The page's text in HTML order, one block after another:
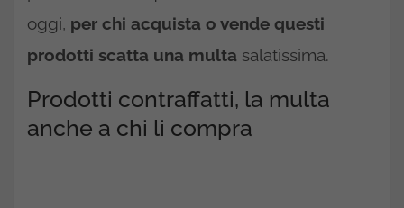
oggi, per chi acquista o vende questi
prodotti scatta una multa salatissima.
Prodotti contraffatti, la multa
anche a chi li compra